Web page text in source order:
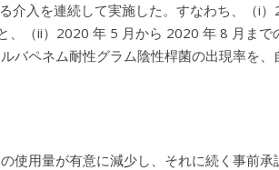
介入を連続して実施した。すなわち、（i
（ii）2020 年 5 月から 2020 年 8 月まで
バペネム耐性グラム陰性桿菌の出現率を
使用量が有意に減少し、それに続く事前承